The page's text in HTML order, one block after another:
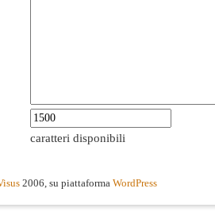
caratteri disponibili
2006, su piattaforma WordPress